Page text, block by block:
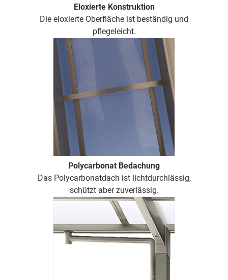
Eloxierte Konstruktion
Die eloxierte Oberfläche ist beständig und
pflegeleicht.
Polycarbonat Bedachung
Das Polycarbonatdach ist lichtdurchlässig,
schützt aber zuverlässig.